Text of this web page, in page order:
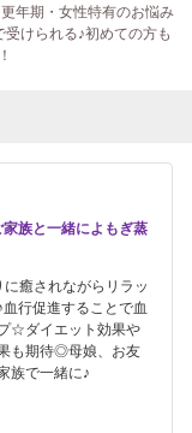
年期・女性特有のお悩み
けられる♪初めての方も
族と一緒によもぎ蒸
癒されながらリラッ
行促進することで血
☆ダイエット効果や
も期待◎母娘、お友
族で一緒に♪